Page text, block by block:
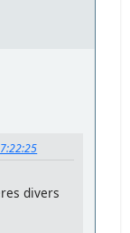
divers